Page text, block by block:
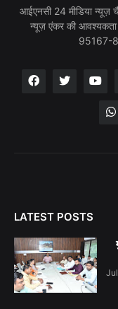
आईएनसी 24 मीडिया न्यूज़
न्यूज़ एंकर की
95167-
LATEST POSTS